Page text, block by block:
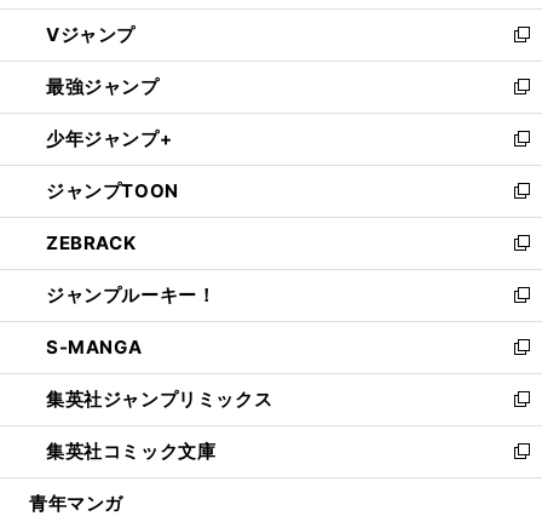
ウ
ィ
ン
ド
ウ
で
開
く
し
い
ウ
ィ
ン
ド
ウ
で
開
く
Vジャンプ
新
し
い
ウ
ィ
ン
ド
ウ
で
開
く
最強ジャンプ
新
し
い
ウ
ィ
ン
ド
ウ
で
開
く
少年ジャンプ+
新
し
い
ウ
ィ
ン
ド
ウ
で
開
く
ジャンプTOON
新
し
い
ウ
ィ
ン
ド
ウ
で
開
く
ZEBRACK
新
し
い
ウ
ィ
ン
ド
ウ
で
開
ジャンプルーキー！
新
し
い
ウ
ィ
ン
ド
ウ
S-MANGA
新
し
い
ウ
ィ
ン
集英社ジャンプリミックス
新
し
い
ウ
集英社コミック文庫
新
し
青年マンガ